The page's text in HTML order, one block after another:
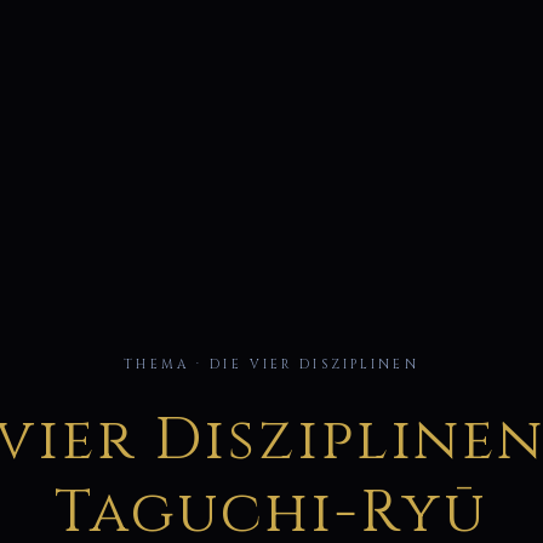
THEMA · DIE VIER DISZIPLINEN
Taguchi-Ryū